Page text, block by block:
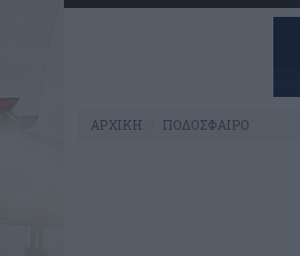
ΑΡΧΙΚΗ ΠΟΔΟΣΦΑΙΡΟ